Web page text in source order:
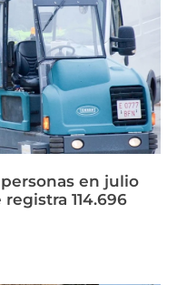
en julio
114.696